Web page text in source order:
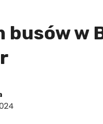
busów w